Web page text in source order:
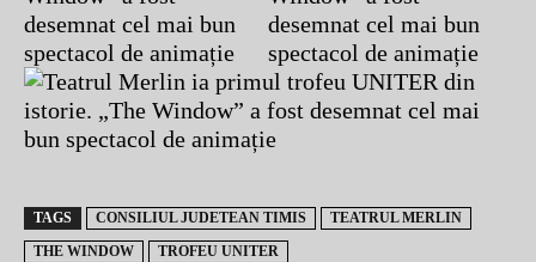
TAGS CONSILIUL JUDETEAN TIMIS
TEATRUL MERLIN
THE WINDOW
TROFEU UNITER